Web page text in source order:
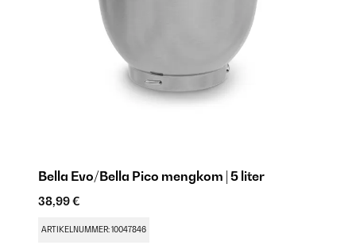
Bella Evo/Bella Pico mengkom | 5 liter
38,99 €
ARTIKELNUMMER: 10047846